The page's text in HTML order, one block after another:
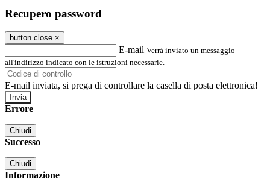
Recupero password
button close ×
E-mail Verrà inviato un messaggio
all'indirizzo indicato con le istruzioni necessarie.
E-mail inviata, si prega di controllare la casella di posta elettronica!
Errore
Chiudi
Successo
Chiudi
Informazione